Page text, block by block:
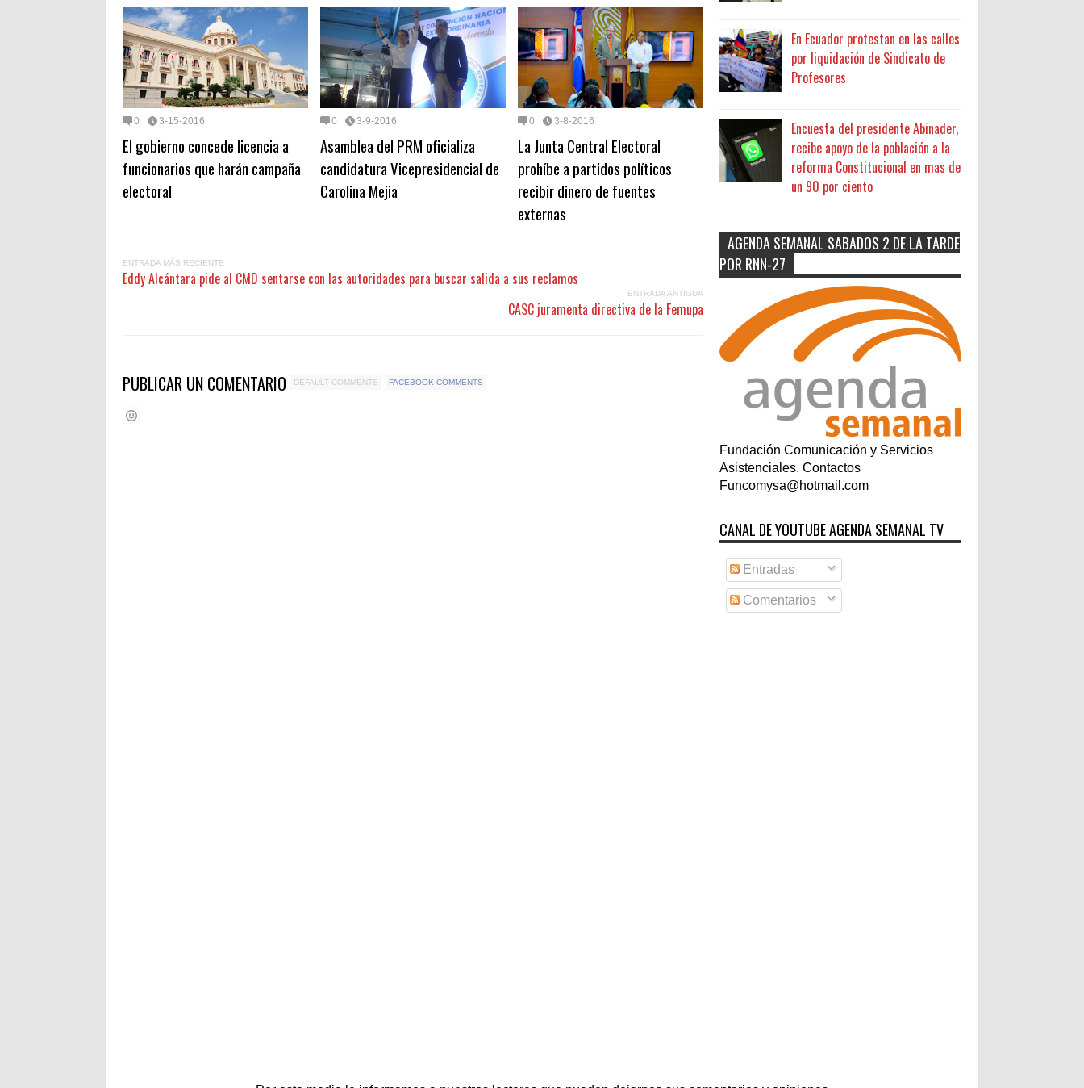
0 3-15-2016
El gobierno concede licencia a
funcionarios que harán campaña
electoral
0 3-9-2016
Asamblea del PRM oficializa
candidatura Vicepresidencial de
Carolina Mejia
0 3-8-2016
La Junta Central Electoral
prohíbe a partidos políticos
recibir dinero de fuentes
externas
ENTRADA MÁS RECIENTE
Eddy Alcántara pide al CMD sentarse con las autoridades para buscar salida a sus reclamos
ENTRADA ANTIGUA
CASC juramenta directiva de la Femupa
PUBLICAR UN COMENTARIO DEFAULT COMMENTS FACEBOOK COMMENTS
En Ecuador protestan en las calles
por liquidación de Sindicato de
Profesores
Encuesta del presidente Abinader,
recibe apoyo de la población a la
reforma Constitucional en mas de
un 90 por ciento
AGENDA SEMANAL SABADOS 2 DE LA TARDE
POR RNN-27
Fundación Comunicación y Servicios
Asistenciales. Contactos
Funcomysa@hotmail.com
CANAL DE YOUTUBE AGENDA SEMANAL TV
Entradas
Comentarios